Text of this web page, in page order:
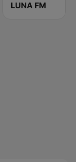
LUNA FM